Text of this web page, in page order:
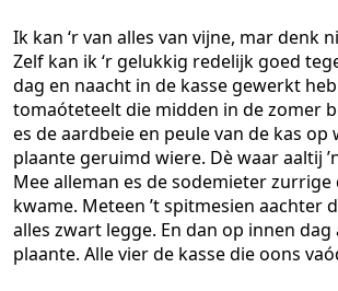
Ik kan ‘r van alles van vijne, mar denk
Zelf kan ik ‘r gelukkig redelijk goed
dag en naacht in de kasse gewerkt
tomaóteteelt die midden in de zomer
es de aardbeie en peule van de kas op
plaante geruimd wiere. Dè waar aaltij
Mee alleman es de sodemieter zurrige
kwame. Meteen ’t spitmesien aachter
alles zwart legge. En dan op innen
plaante. Alle vier de kasse die oons